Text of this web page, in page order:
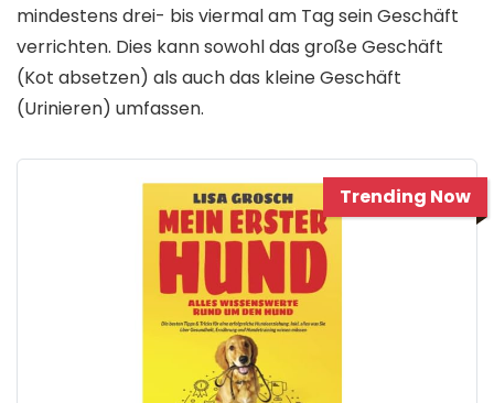
mindestens drei- bis viermal am Tag sein Geschäft
verrichten. Dies kann sowohl das große Geschäft
(Kot absetzen) als auch das kleine Geschäft
(Urinieren) umfassen.
Trending Now